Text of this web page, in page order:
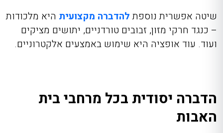
שיטה אפשרית נוספתלהדברה מקצועית היא מלכודות
– כנגד חרקי מזון, זבובים טורדניים, יתושים מציקים
ועוד. עוד אופציה היא שימוש באמצעים אלקטרוניים.
הדברה יסודית בכל מרחבי בית
האבות